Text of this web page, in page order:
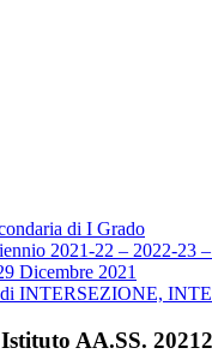
di I Grado
2021-22 – 2022-23
Dicembre 2021
INTERSEZIONE,
AA.SS.